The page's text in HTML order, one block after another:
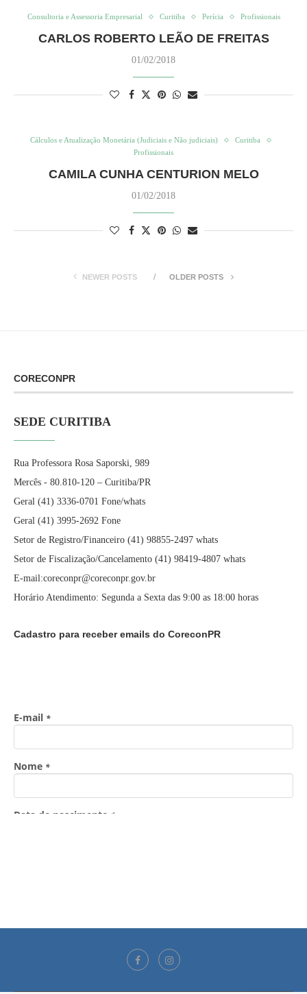
Consultoria e Assessoria Empresarial Curitiba Perícia Profissionais
CARLOS ROBERTO LEÃO DE FREITAS
01/02/2018
Cálculos e Atualização Monetária (Judiciais e Não judiciais)
Curitiba
Profissionais
CAMILA CUNHA CENTURION MELO
01/02/2018
NEWER POSTS OLDER POSTS
CORECONPR
SEDE CURITIBA
Rua Professora Rosa Saporski, 989
Mercês - 80.810-120 – Curitiba/PR
Geral (41) 3336-0701 Fone/whats
Geral (41) 3995-2692 Fone
Setor de Registro/Financeiro (41) 98855-2497 whats
Setor de Fiscalização/Cancelamento (41) 98419-4807 whats
E-mail:coreconpr@coreconpr.gov.br
Horário Atendimento: Segunda a Sexta das 9:00 as 18:00 horas
Cadastro para receber emails do CoreconPR